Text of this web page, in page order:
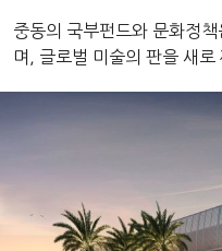
중동의 국부펀드와 문화정책
며, 글로벌 미술의 판을 새로